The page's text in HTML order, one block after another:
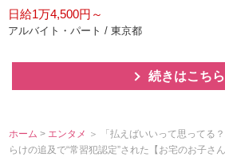
日給1万4,500円～
アルバイト・パート / 東京都
続きはこちら
ホーム > エンタメ ＞ 「払えばいいって思ってる
らけの追及で“常習犯認定”された【お宅のお子さ